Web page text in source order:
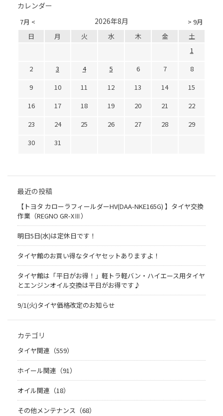
カレンダー
7月 < > 9月
2026年8月
日 月 火 水 木 金
土
1
2
3 4 5 6 7
8
9
10 11 12 13 14
15
16
17 18 19 20 21
22
23
24 25 26 27 28
29
30
31
最近の投稿
【トヨタ カローラフィールダーHV(DAA-NKE165G) 】タイヤ交換
作業（REGNO GR-XⅢ）
明日5日(水)は定休日です！
タイヤ館のお買い得なタイヤセットありますよ！
タイヤ館は「平日がお得！」軽トラ軽バン・ハイエース用タイヤ
とエンジンオイル交換は平日がお得です♪
9/1(火)タイヤ価格改定のお知らせ
カテゴリ
タイヤ関連（559）
ホイール関連（91）
オイル関連（18）
その他メンテナンス（68）